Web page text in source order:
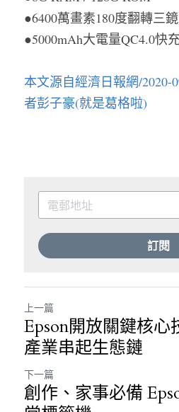
●6400萬畫素180度翻轉三
●5000mAh大電量QC4.0快
本文源自經濟日報網/2020-
者彭子豪(就是葛格啦)
訂閱
上一篇
Epson開放關鍵核心
產業串起生態鏈
下一篇
創作、家事必備